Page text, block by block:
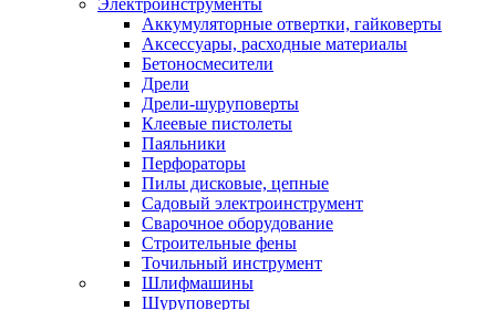
Аккумуляторные отвертки, гайковерты
Аксессуары, расходные материалы
Бетоносмесители
Дрели
Дрели-шуруповерты
Клеевые пистолеты
Паяльники
Перфораторы
Пилы дисковые, цепные
Садовый электроинструмент
Сварочное оборудование
Строительные фены
Точильный инструмент
Шлифмашины
Шуруповерты